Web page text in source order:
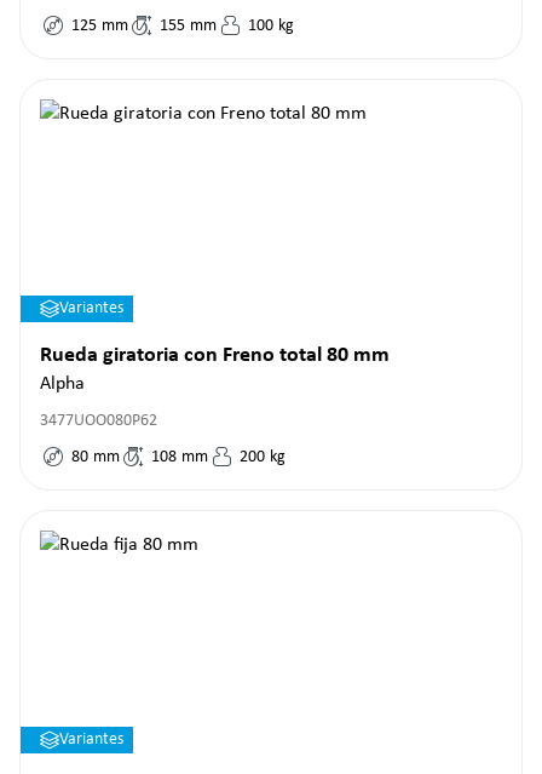
125 mm 155 mm 100 kg
Variantes
Rueda giratoria con Freno total 80 mm
Alpha
3477UOO080P62
80 mm 108 mm 200 kg
Variantes